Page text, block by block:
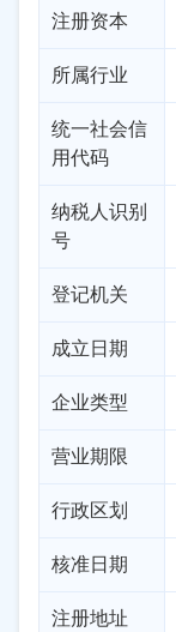
注册资本
所属行业
统一社会信
用代码
纳税人识别
号
登记机关
成立日期
企业类型
营业期限
行政区划
核准日期
注册地址